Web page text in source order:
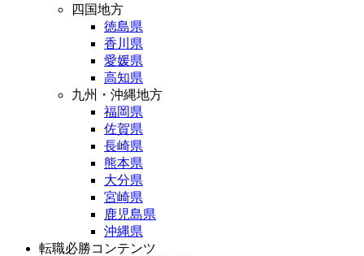
四国地方
徳島県
香川県
愛媛県
高知県
九州・沖縄地方
福岡県
佐賀県
長崎県
熊本県
大分県
宮崎県
鹿児島県
沖縄県
転職必勝コンテンツ